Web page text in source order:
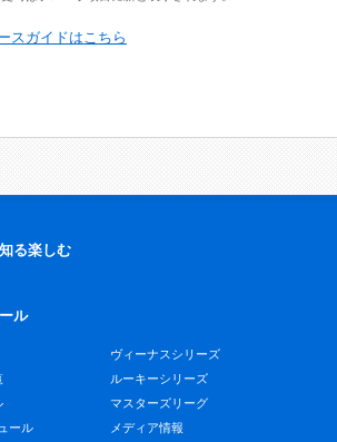
スガイドはこちら
る楽しむ
ル
ール
ヴィーナスシリーズ
ルーキーシリーズ
マスターズリーグ
メディア情報